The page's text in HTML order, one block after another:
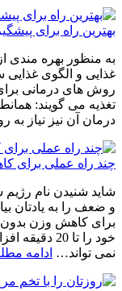
بهترین راه برای
به منظور بهره مندی
غذایی و الگوی غذایی
روش های درمانی
تغذیه می گویند:
درمان آن نیز نیاز به
چند راه عملی برای
شاید شنیدن نام
و ضعف را به یادتان
خود را تا
نمی تواند… ادامه